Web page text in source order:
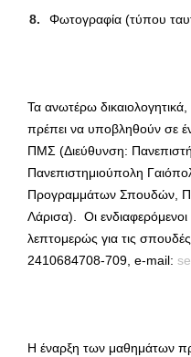
Φωτογραφία (τύπου
Τα ανωτέρω
πρέπει να υποβληθούν σε
ΠΜΣ (Διεύθυνση:
Πανεπιστημιούπολη
Προγραμμάτων Σπουδών,
Λάρισα). Οι
λεπτομερώς για τις
2410684708-709, e-mail:
H έναρξη των μαθημάτων